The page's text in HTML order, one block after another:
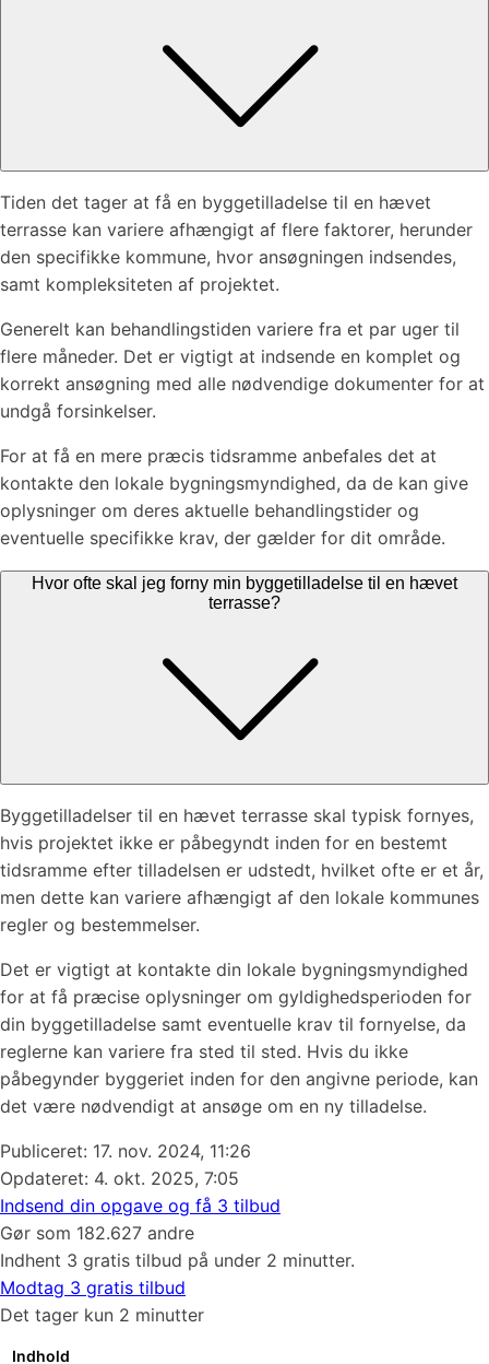
Tiden det tager at få en byggetilladelse til en hævet
terrasse kan variere afhængigt af flere faktorer, herunder
den specifikke kommune, hvor ansøgningen indsendes,
samt kompleksiteten af projektet.
Generelt kan behandlingstiden variere fra et par uger til
flere måneder. Det er vigtigt at indsende en komplet og
korrekt ansøgning med alle nødvendige dokumenter for at
undgå forsinkelser.
For at få en mere præcis tidsramme anbefales det at
kontakte den lokale bygningsmyndighed, da de kan give
oplysninger om deres aktuelle behandlingstider og
eventuelle specifikke krav, der gælder for dit område.
Hvor ofte skal jeg forny min byggetilladelse til en hævet
terrasse?
Byggetilladelser til en hævet terrasse skal typisk fornyes,
hvis projektet ikke er påbegyndt inden for en bestemt
tidsramme efter tilladelsen er udstedt, hvilket ofte er et år,
men dette kan variere afhængigt af den lokale kommunes
regler og bestemmelser.
Det er vigtigt at kontakte din lokale bygningsmyndighed
for at få præcise oplysninger om gyldighedsperioden for
din byggetilladelse samt eventuelle krav til fornyelse, da
reglerne kan variere fra sted til sted. Hvis du ikke
påbegynder byggeriet inden for den angivne periode, kan
det være nødvendigt at ansøge om en ny tilladelse.
Publiceret: 17. nov. 2024, 11:26
Opdateret: 4. okt. 2025, 7:05
Indsend din opgave og få 3 tilbud
Gør som 182.627 andre
Indhent 3 gratis tilbud på under 2 minutter.
Modtag 3 gratis tilbud
Det tager kun 2 minutter
Indhold